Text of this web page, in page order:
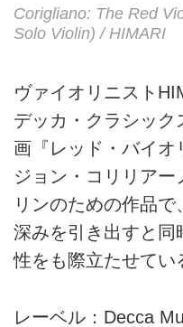
Corigliano: The Red
Solo Violin) / HIMARI
ヴァイオリニスト
デッカ・クラシック
画『レッド・バイオ
ジョン・コリリア
リンのための作品
深みを引き出すと同
性をも際立たせてい
レーベル：Decca